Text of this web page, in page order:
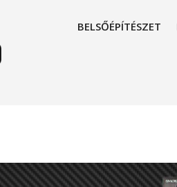
BELSŐÉPÍTÉSZET